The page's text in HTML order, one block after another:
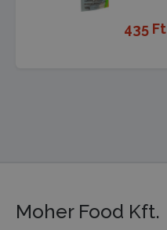
435 Ft
Moher Food Kft.